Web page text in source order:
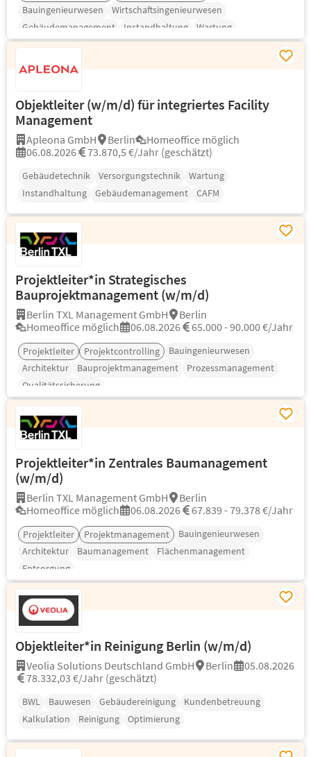
Bauingenieurwesen
Wirtschaftsingenieurwesen
Gebäudemanagement
Instandhaltung Wartung
Objektleiter (w/m/d) für integriertes Facility
Management
Apleona GmbH Berlin
Homeoffice möglich
06.08.2026
73.870,5 €/Jahr (geschätzt)
Gebäudetechnik Versorgungstechnik
Wartung
Instandhaltung
Gebäudemanagement CAFM
Projektleiter*in Strategisches
Bauprojektmanagement (w/m/d)
Berlin TXL Management GmbH
Berlin
Homeoffice möglich
06.08.2026 65.000 - 90.000 €/Jahr
Projektleiter Projektcontrolling
Bauingenieurwesen
Architektur
Bauprojektmanagement
Prozessmanagement
Qualitätssicherung
Projektleiter*in Zentrales Baumanagement
(w/m/d)
Berlin TXL Management GmbH
Berlin
Homeoffice möglich
06.08.2026 67.839 - 79.378 €/Jahr
Projektleiter Projektmanagement
Bauingenieurwesen
Architektur
Baumanagement
Flächenmanagement
Entsorgung
Objektleiter*in Reinigung Berlin (w/m/d)
Veolia Solutions Deutschland GmbH Berlin
05.08.2026
78.332,03 €/Jahr (geschätzt)
BWL Bauwesen Gebäudereinigung
Kundenbetreuung
Kalkulation
Reinigung Optimierung